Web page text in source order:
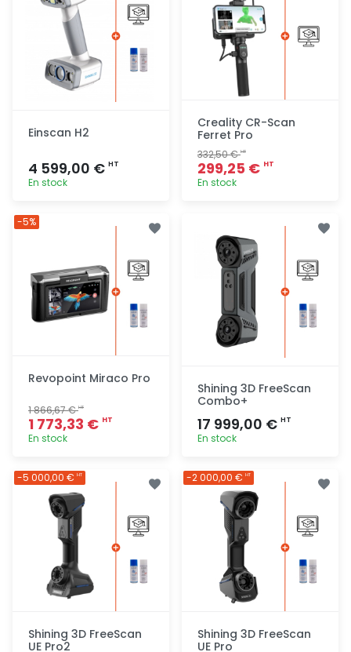
Einscan H2
4 599,00 € HT
En stock
Creality CR-Scan
Ferret Pro
332,50 €HT
299,25 € HT
En stock
Revopoint Miraco Pro
1 866,67 €HT
1 773,33 € HT
En stock
-5%
Shining 3D FreeScan
Combo+
17 999,00 € HT
En stock
Shining 3D FreeScan
UE Pro2
-5 000,00 € HT
Shining 3D FreeScan
UE Pro
-2 000,00 € HT